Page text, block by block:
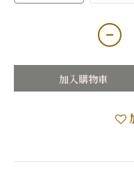
加入購物車